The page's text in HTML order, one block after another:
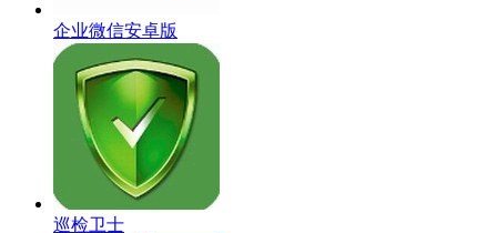
企业微信安卓版
巡检卫士